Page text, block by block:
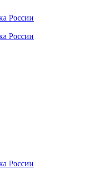
России
России
России